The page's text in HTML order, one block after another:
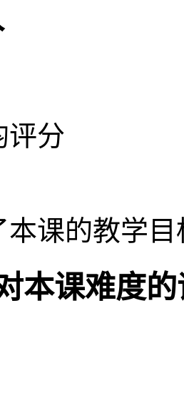
评分
本课的教学目
本课难度